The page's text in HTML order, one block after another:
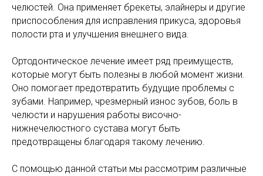
челюстей. Она применяет брекеты, элайнеры и другие
приспособления для исправления прикуса, здоровья
полости рта и улучшения внешнего вида.
Ортодонтическое лечение имеет ряд преимуществ,
которые могут быть полезны в любой момент жизни.
Оно помогает предотвратить будущие проблемы с
зубами. Например, чрезмерный износ зубов, боль в
челюсти и нарушения работы височно-
нижнечелюстного сустава могут быть
предотвращены благодаря такому лечению.
С помощью данной статьи мы рассмотрим различные